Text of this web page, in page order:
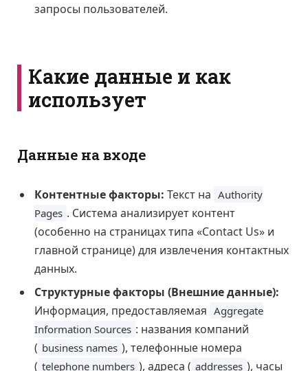
запросы пользователей.
Какие данные и как
использует
Данные на входе
Контентные факторы: Текст на Authority
Pages . Система анализирует контент
(особенно на страницах типа «Contact Us» и
главной странице) для извлечения контактных
данных.
Структурные факторы (Внешние данные):
Информация, предоставляемая Aggregate
Information Sources : названия компаний
( business names ), телефонные номера
( telephone numbers ), адреса ( addresses ), часы